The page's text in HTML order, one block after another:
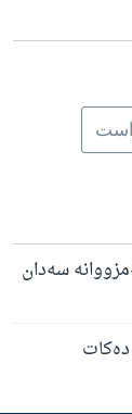
سەدان